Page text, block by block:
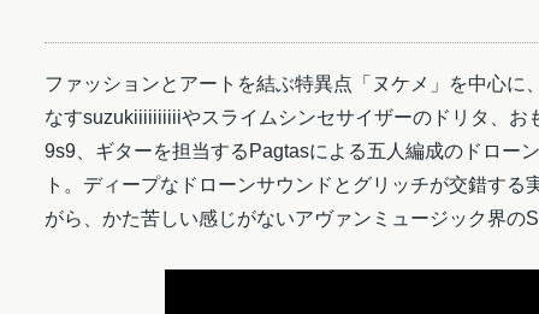
ファッションとアートを結ぶ特異点「ヌケメ」を中心に
なすsuzukiiiiiiiiiiやスライムシンセサイザーのドリタ、お
9s9、ギターを担当するPagtasによる五人編成のドロー
ト。ディープなドローンサウンドとグリッチが交錯する
がら、かた苦しい感じがないアヴァンミュージック界の